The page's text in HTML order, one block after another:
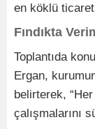
en köklü
Fındıkta
Toplantıda
Ergan,
belirterek,
çalışmalarını